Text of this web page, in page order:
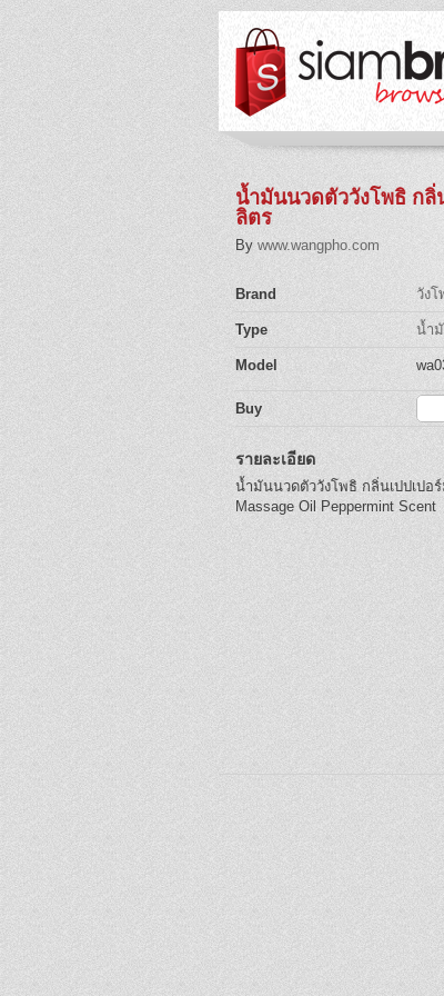
น้ำมันนวดตัววังโพธิ กลิ่
ลิตร
By www.wangpho.com
Brand วังโ
Type น้ำ
Model
Buy
รายละเอียด
น้ำมันนวดตัววังโพธิ กลิ่นเปปเปอ
Massage Oil Peppermint Scent